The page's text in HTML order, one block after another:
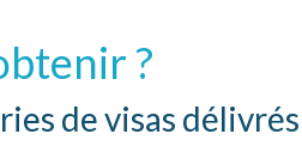
?
de visas délivrés